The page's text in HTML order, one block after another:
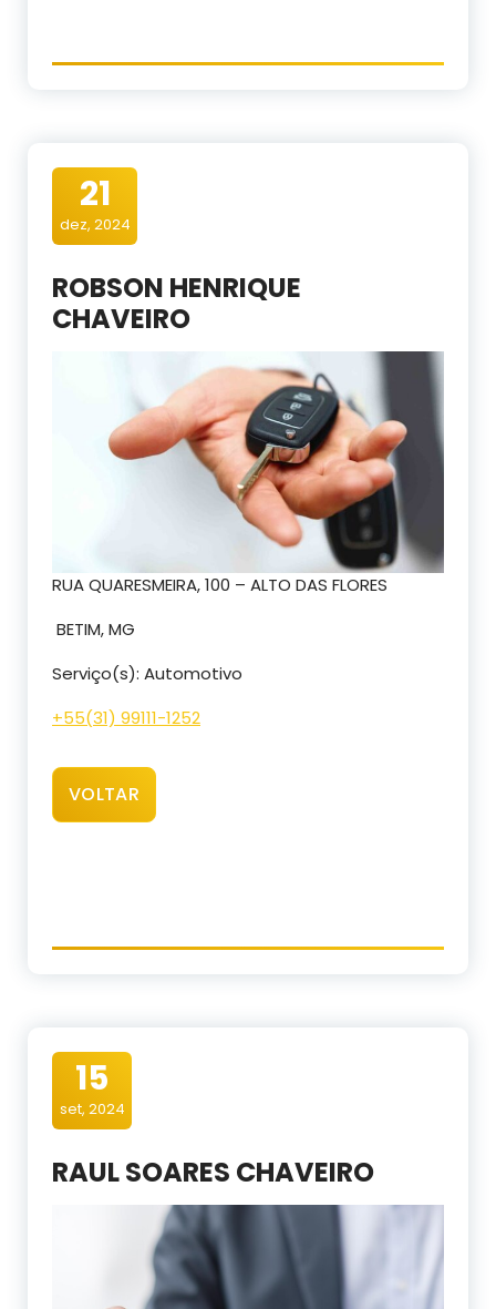
21
dez, 2024
ROBSON HENRIQUE
CHAVEIRO
RUA QUARESMEIRA, 100 – ALTO DAS FLORES
BETIM, MG
Serviço(s): Automotivo
+55(31) 99111-1252
VOLTAR
15
set, 2024
RAUL SOARES CHAVEIRO